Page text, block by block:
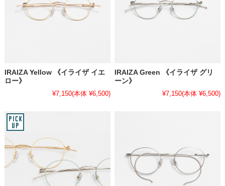
IRAIZA Yellow 《イライザ イエ
ロー》
¥7,150(本体 ¥6,500)
IRAIZA Green 《イライザ グリ
ーン》
¥7,150(本体 ¥6,500)